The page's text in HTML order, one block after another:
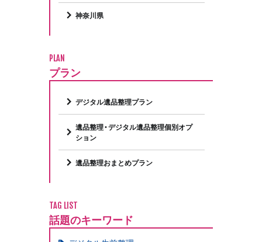
神奈川県
PLAN
プラン
デジタル遺品整理プラン
遺品整理・デジタル遺品整理個別オプ
ション
遺品整理おまとめプラン
TAG LIST
話題のキーワード